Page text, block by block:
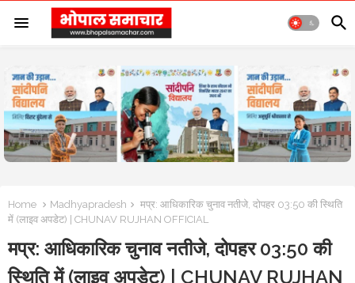
Home Madhyapradesh
मप्र: आधिकारिक चुनाव नतीजे, दोपहर 03:50 की स्थिति
में (लाइव अपडेट) | CHUNAV RUJHAN OFFICIAL
मप्र: आधिकारिक चुनाव नतीजे, दोपहर 03:50 की
स्थिति में (लाइव अपडेट) | CHUNAV RUJHAN